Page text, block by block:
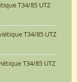
T34/85 UTZ
T34/85 UTZ
T34/85 UTZ